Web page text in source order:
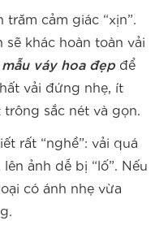
cảm giác “xịn”.
khác hoàn toàn vải
mẫu váy hoa đẹp để
vải đứng nhẹ, ít
sắc nét và gọn.
rất “nghề”: vải quá
ảnh dễ bị “lố”. Nếu
có ánh nhẹ vừa